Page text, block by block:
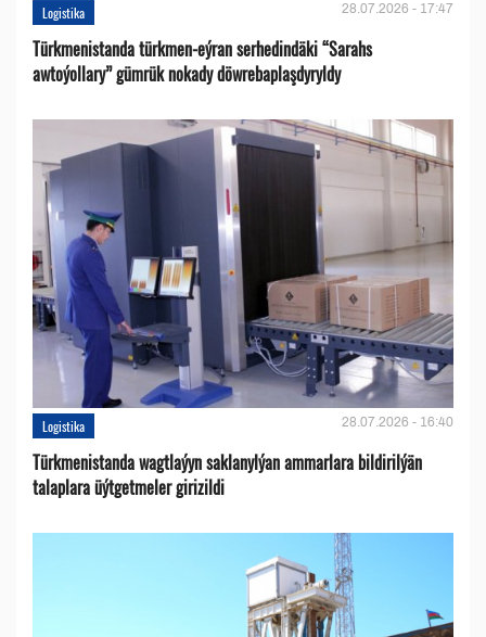
Logistika 28.07.2026 - 17:47
Türkmenistanda türkmen-eýran serhedindäki “Sarahs
awtoýollary” gümrük nokady döwrebaplaşdyryldy
Logistika 28.07.2026 - 16:40
Türkmenistanda wagtlaýyn saklanylýan ammarlara bildirilýän
talaplara üýtgetmeler girizildi